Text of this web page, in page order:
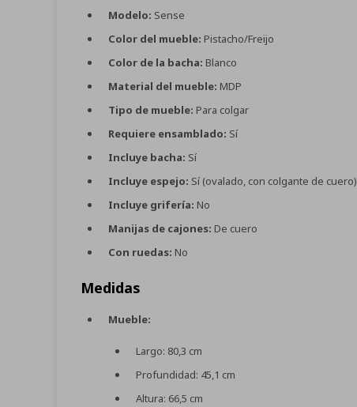
Modelo: Sense
Color del mueble: Pistacho/Freijo
Color de la bacha: Blanco
Material del mueble: MDP
Tipo de mueble: Para colgar
Requiere ensamblado: Sí
Incluye bacha: Sí
Incluye espejo: Sí (ovalado, con colgante de cuero)
Incluye grifería: No
Manijas de cajones: De cuero
Con ruedas: No
Medidas
Mueble:
Largo: 80,3 cm
Profundidad: 45,1 cm
Altura: 66,5 cm